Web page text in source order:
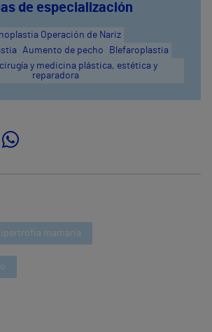
de especialización
y medicina plástica, estética y
reparadora
Aumento de pecho Blefaroplastia
Operación de Nariz
mamaria